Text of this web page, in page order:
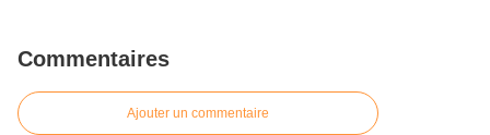
Commentaires
Ajouter un commentaire